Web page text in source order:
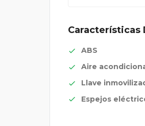
Características
ABS
Aire
Llave
Espejos